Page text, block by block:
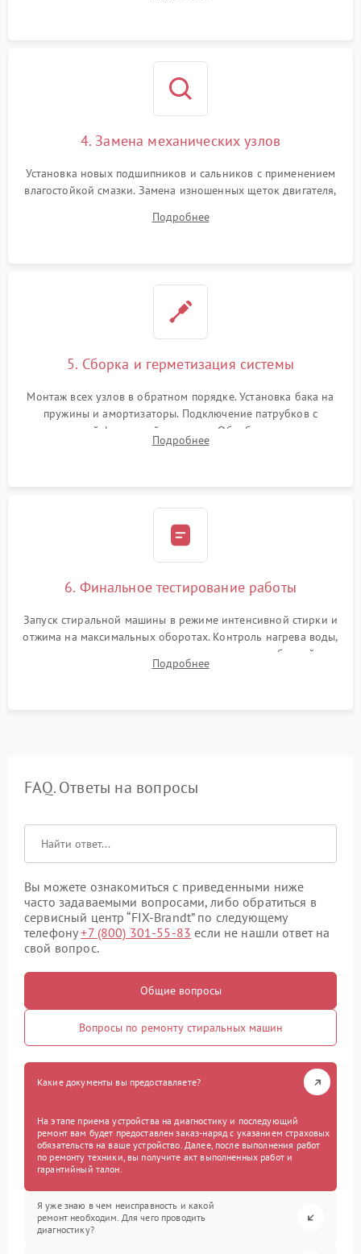
4. Замена механических узлов
Установка новых подшипников и сальников с применением
влагостойкой смазки. Замена изношенных щеток двигателя,
или поврежденной резиновой манжеты.
Подробнее
5. Сборка и герметизация системы
Монтаж всех узлов в обратном порядке. Установка бака на
пружины и амортизаторы. Подключение патрубков с
надежной фиксацией хомутами. Обработка стыков
герметиком для предотвращения возможных протечек воды.
Подробнее
6. Финальное тестирование работы
Запуск стиральной машины в режиме интенсивной стирки и
отжима на максимальных оборотах. Контроль нагрева воды,
корректности слива, отсутствия излишних вибраций,
посторонних стуков и протечек под корпусом.
Подробнее
FAQ. Ответы на вопросы
Вы можете ознакомиться с приведенными ниже
часто задаваемыми вопросами, либо обратиться в
сервисный центр “FIX-Brandt” по следующему
телефону+7 (800) 301-55-83 если не нашли ответ на
свой вопрос.
Общие вопросы
Вопросы по ремонту стиральных машин
Какие документы вы предоставляете?
На этапе приема устройства на диагностику и последующий
ремонт вам будет предоставлен заказ-наряд с указанием страховых
обязательств на ваше устройство. Далее, после выполнения работ
по ремонту техники, вы получите акт выполненных работ и
гарантийный талон.
Я уже знаю в чем неисправность и какой
ремонт необходим. Для чего проводить
диагностику?